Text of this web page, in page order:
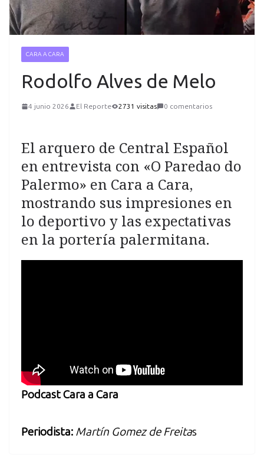
CARA A CARA
Rodolfo Alves de Melo
4 junio 2026 El Reporte 2731 visitas 0 comentarios
El arquero de Central Español
en entrevista con «O Paredao do
Palermo» en Cara a Cara,
mostrando sus impresiones en
lo deportivo y las expectativas
en la portería palermitana.
Podcast Cara a Cara
Periodista: Martín Gomez de Freitas